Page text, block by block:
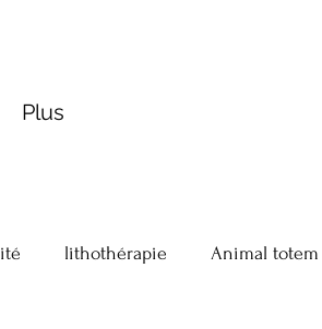
Plus
lithothérapie Animal totem